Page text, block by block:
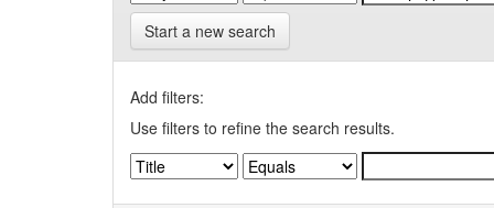
Start a new search
Add filters:
Use filters to refine the search results.